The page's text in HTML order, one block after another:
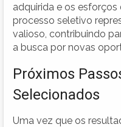
adquirida e os
processo seletivo
valioso, contribuindo
a busca por novas
Próximos
Selecionados
Uma vez que os